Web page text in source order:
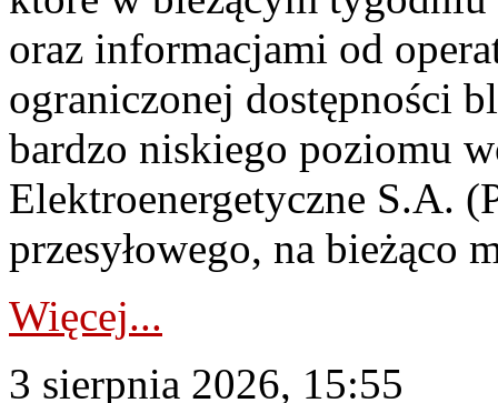
oraz informacjami od
ograniczonej dostępności
bardzo niskiego poziomu
Elektroenergetyczne S.A.
przesyłowego, na bieżąco
Więcej...
3 sierpnia 2026, 15:55